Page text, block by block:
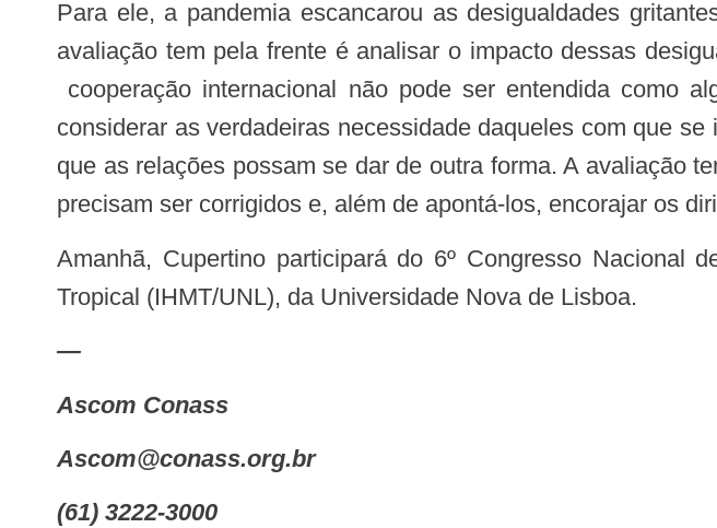
Para ele, a pandemia escancarou as desigualdades gritantes que existem pelo mundo e uma das tarefas gigantescas que a
avaliação tem pela frente é analisar o impacto dessas
cooperação internacional não pode ser entendida como
considerar as verdadeiras necessidade daqueles com que
que as relações possam se dar de outra forma. A avaliação
precisam ser corrigidos e, além de apontá-los, encorajar os
Amanhã, Cupertino participará do 6º Congresso Nacional de Medicina Tropical, também no Instituto de Higiene e Medicina
Tropical (IHMT/UNL), da Universidade Nova de Lisboa.
—
Ascom Conass
ascom@conass.org.br
(61) 3222-3000